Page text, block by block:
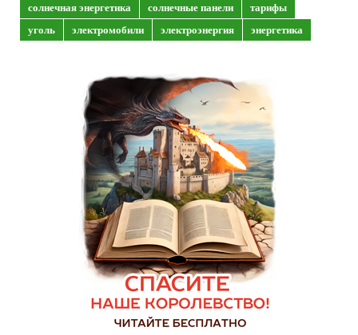
солнечная энергетика
солнечные панели
тарифы
уголь
электромобили электроэнергия энергетика